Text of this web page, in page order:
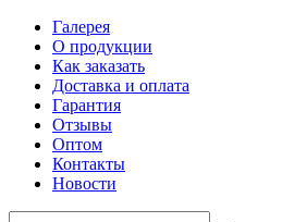
Галерея
О продукции
Как заказать
Доставка и оплата
Гарантия
Отзывы
Оптом
Контакты
Новости